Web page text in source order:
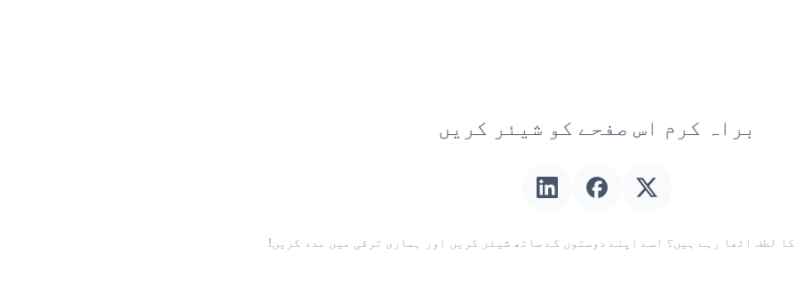
براہ کرم اس صفحے کو شیئر کریں
لطف اٹھا رہے ہیں؟ اسے اپنے دوستوں کے ساتھ شیئر کریں اور ہماری ترقی میں مدد کریں!